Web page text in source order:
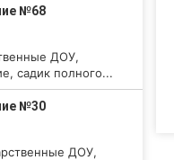
№68
ДОУ,
садик полного...
№30
ДОУ,